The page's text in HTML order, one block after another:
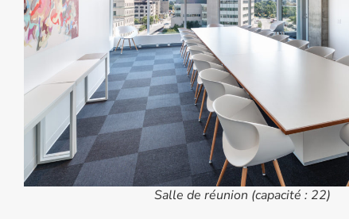
Salle de réunion (capacité : 22)